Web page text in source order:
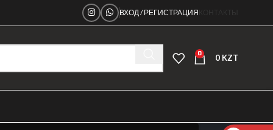
ВХОД / РЕГИСТРАЦИЯ
0 0 KZT